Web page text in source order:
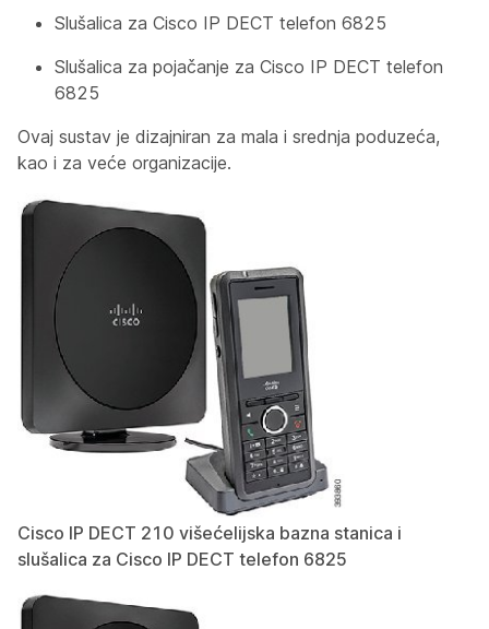
Slušalica za Cisco IP DECT telefon 6825
Slušalica za pojačanje za Cisco IP DECT telefon
6825
Ovaj sustav je dizajniran za mala i srednja poduzeća,
kao i za veće organizacije.
Cisco IP DECT 210 višećelijska bazna stanica i
slušalica za Cisco IP DECT telefon 6825